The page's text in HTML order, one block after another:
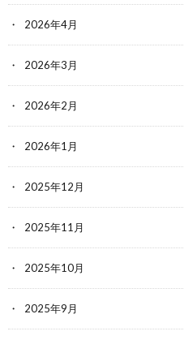
2026年4月
2026年3月
2026年2月
2026年1月
2025年12月
2025年11月
2025年10月
2025年9月